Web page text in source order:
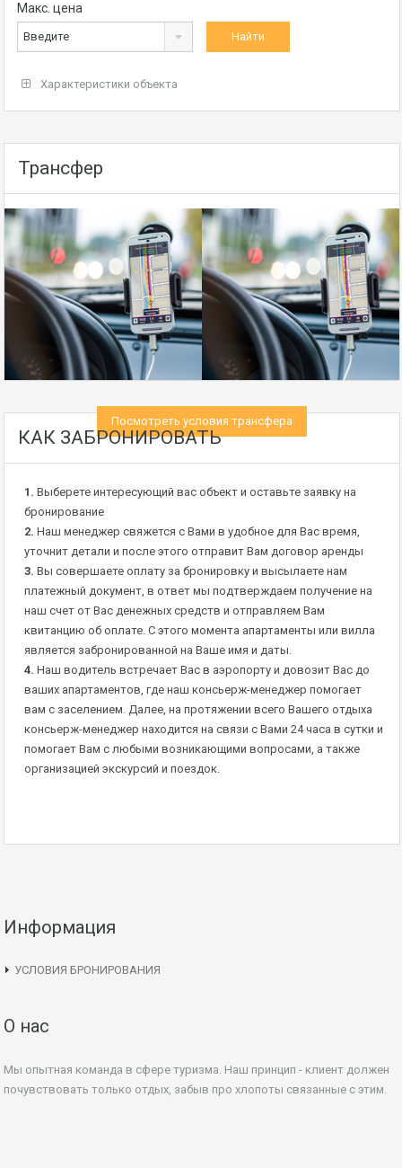
Макс. цена
Введите
Характеристики объекта
Трансфер
Посмотреть условия трансфера
КАК ЗАБРОНИРОВАТЬ
1. Выберете интересующий вас объект и оставьте заявку на
бронирование
2. Наш менеджер свяжется с Вами в удобное для Вас время,
уточнит детали и после этого отправит Вам договор аренды
3. Вы совершаете оплату за бронировку и высылаете нам
платежный документ, в ответ мы подтверждаем получение на
наш счет от Вас денежных средств и отправляем Вам
квитанцию об оплате. С этого момента апартаменты или вилла
является забронированной на Ваше имя и даты.
4. Наш водитель встречает Вас в аэропорту и довозит Вас до
ваших апартаментов, где наш консьерж-менеджер помогает
вам с заселением. Далее, на протяжении всего Вашего отдыха
консьерж-менеджер находится на связи с Вами 24 часа в сутки и
помогает Вам с любыми возникающими вопросами, а также
организацией экскурсий и поездок.
Информация
УСЛОВИЯ БРОНИРОВАНИЯ
О нас
Мы опытная команда в сфере туризма. Наш принцип - клиент должен
почувствовать только отдых, забыв про хлопоты связанные с этим.